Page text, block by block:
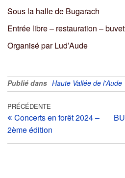
Sous la halle de Bugarach
Entrée libre – restauration –
Organisé par Lud’Aude
Publié dans Haute Vallée de l'Aude
PRÉCÉDENTE
Concerts en forêt 2024 –
2ème édition